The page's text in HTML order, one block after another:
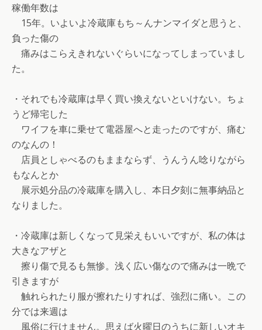
稼働年数は
15年。いよいよ冷蔵庫もち～んナンマイダと思うと、
負った傷の
痛みはこらえきれないぐらいになってしまっていまし
た。
・それでも冷蔵庫は早く買い換えないといけない。ちょ
うど帰宅した
ワイフを車に乗せて電器屋へと走ったのですが、痛む
のなんの！
店員としゃべるのもままならず、うんうん唸りながら
もなんとか
展示処分品の冷蔵庫を購入し、本日夕刻に無事納品と
なりました。
・冷蔵庫は新しくなって見栄えもいいですが、私の体は
大きなアザと
擦り傷で見るも無惨。浅く広い傷なので痛みは一晩で
引きますが
触れられたり服が擦れたりすれば、強烈に痛い。この
分では来週は
風俗に行けません。思えば火曜日のうちに新しいオキ